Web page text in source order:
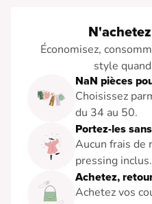
Économisez,
style
NaN pièces
Choisissez
du 34 au 50.
Portez-les
Aucun frais de
pressing inclus.
Achetez,
Achetez vos